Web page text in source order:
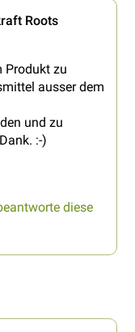
Roots
Produkt zu
ausser dem
und zu
:-)
diese